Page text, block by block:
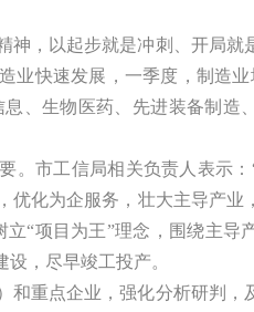
神，以起步就是冲刺、开局就
快速发展，一季度，制造业
、生物医药、先进装备制造
。市工信局相关负责人表示
化为企服务，壮大主导产业
“项目为王”理念，围绕主导
，尽早竣工投产。
和重点企业，强化分析研判，